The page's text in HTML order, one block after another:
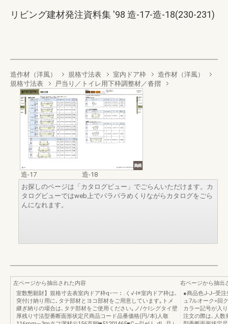
リビング建材発注資料集 '98 造-17-造-18(230-231)
造作材（洋風） 規格寸法表 室内ドア枠
造作材（洋風）
規格寸法表
戸当り／トイレ用下枠調整材／沓摺
造-17
造-18
お探しのページは「カタログビュー」でごらんいただけます。カ
タログビューではweb上でパラパラめくりながらカタログをごら
んになれます。
左ページから抽出された内容
室数懇願財】規格寸去表室内ドア枠q･一︰.く√-I※室内ドア枠は､
突付け納り用に､タテ部材とヨコ部材をご用意しています｡トメ
継ぎ納りの場合は､タテ部材をご使用ください｡ノ/ケIシグタイ壁
厚残り寸法型番断面形状定尺商品コード品番価格(円/本)人敬
右ページから抽出
●商品色J-J--受注
ュ7ルオーク=回
カラー記号が入
注文の際は､人数